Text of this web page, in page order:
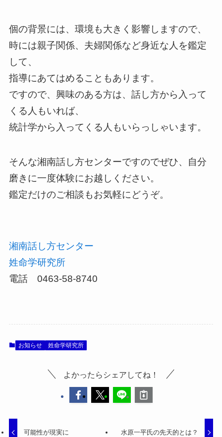
個の背景には、環境も大きく影響しますので、
時には親子関係、夫婦関係など身近な人を鑑定
して、
指導にあてはめることもあります。
ですので、興味のある方は、話し方から入って
くる人もいれば、
統計学から入ってくる人もいらっしゃいます。
そんな湘南話し方センターですのでぜひ、自分
磨きに一度体験にお越しください。
鑑定だけのご相談もお気軽にどうぞ。
湘南話し方センター
姓命学研究所
電話 0463-58-8740
お知らせ 姓命学研究所
よかったらシェアしてね！
可能性が現実に 水原一平氏の先天的とは？